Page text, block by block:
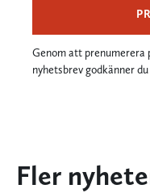
Genom att prenumerera
nyhetsbrev godkänner
Fler